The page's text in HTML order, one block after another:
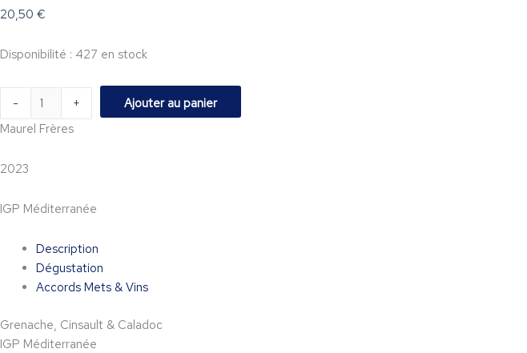
20,50 €
Disponibilité : 427 en stock
- +
Ajouter au panier
Maurel Frères
2023
IGP Méditerranée
Description
Dégustation
Accords Mets & Vins
Grenache, Cinsault & Caladoc
IGP Méditerranée